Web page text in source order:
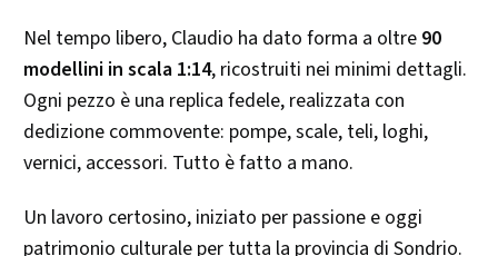
Nel tempo libero, Claudio ha dato forma a oltre 90
modellini in scala 1:14, ricostruiti nei minimi dettagli.
Ogni pezzo è una replica fedele, realizzata con
dedizione commovente: pompe, scale, teli, loghi,
vernici, accessori. Tutto è fatto a mano.
Un lavoro certosino, iniziato per passione e oggi
patrimonio culturale per tutta la provincia di Sondrio.